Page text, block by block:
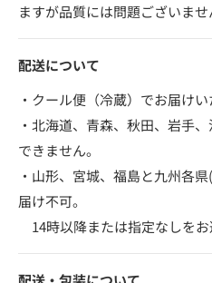
ますが品質には問題ございませ
配送について
・クール便（冷蔵）でお届けい
・北海道、青森、秋田、岩手
できません。
・山形、宮城、福島と九州各
届け不可。
14時以降または指定なしをお